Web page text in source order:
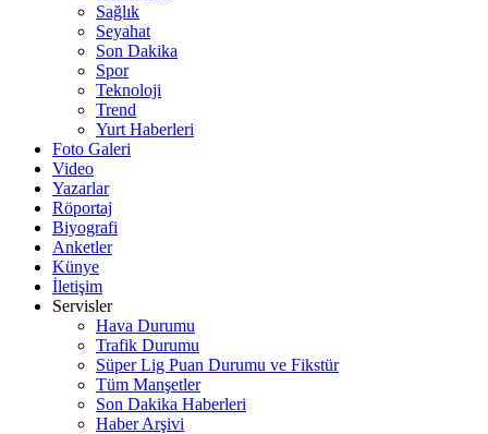
Sağlık
Seyahat
Son Dakika
Spor
Teknoloji
Trend
Yurt Haberleri
Foto Galeri
Video
Yazarlar
Röportaj
Biyografi
Anketler
Künye
İletişim
Servisler
Hava Durumu
Trafik Durumu
Süper Lig Puan Durumu ve Fikstür
Tüm Manşetler
Son Dakika Haberleri
Haber Arşivi